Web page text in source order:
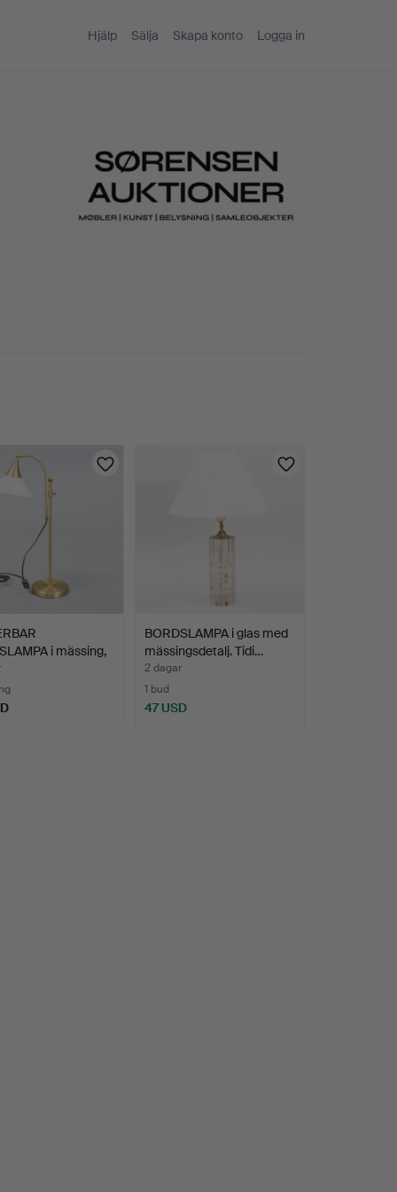
Hjälp Sälja Skapa konto Logga in
i mässing,
gl…
BORDSLAMPA i glas med
mässingsdetalj. Tidi…
2 dagar
1 bud
47 USD